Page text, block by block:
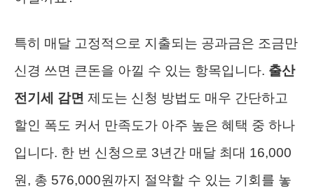
특히 매달 고정적으로 지출되는 공과금은 조금만
신경 쓰면 큰돈을 아낄 수 있는 항목입니다. 출산
전기세 감면 제도는 신청 방법도 매우 간단하고
할인 폭도 커서 만족도가 아주 높은 혜택 중 하나
입니다. 한 번 신청으로 3년간 매달 최대 16,000
원, 총 576,000원까지 절약할 수 있는 기회를 놓